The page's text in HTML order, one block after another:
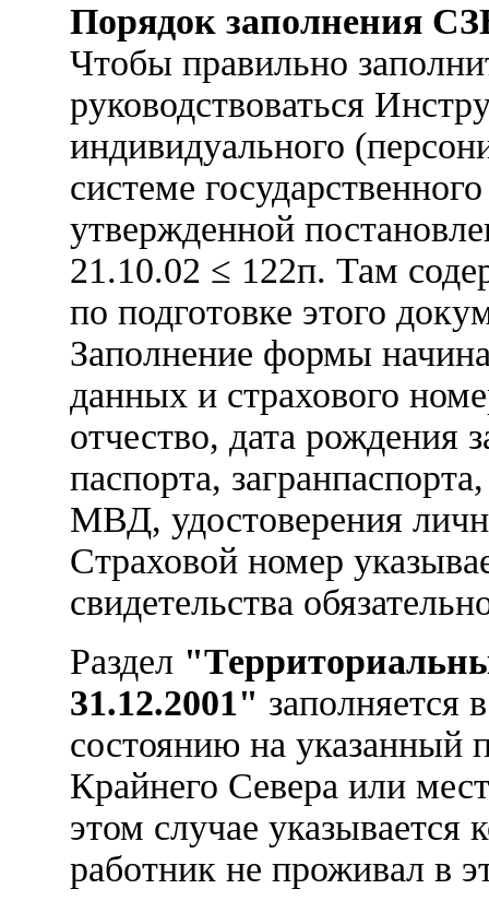
Порядок заполнения
Чтобы правильно
руководствоваться
индивидуального
системе
утвержденной
21.10.02 ≤ 122п. Там
по подготовке этого
Заполнение формы
данных и страхового
отчество, дата рождения
паспорта,
МВД, удостоверения
Страховой номер
свидетельства
Раздел
31.12.2001" заполняется
состоянию на указанный
Крайнего Севера или
этом случае
работник не проживал в